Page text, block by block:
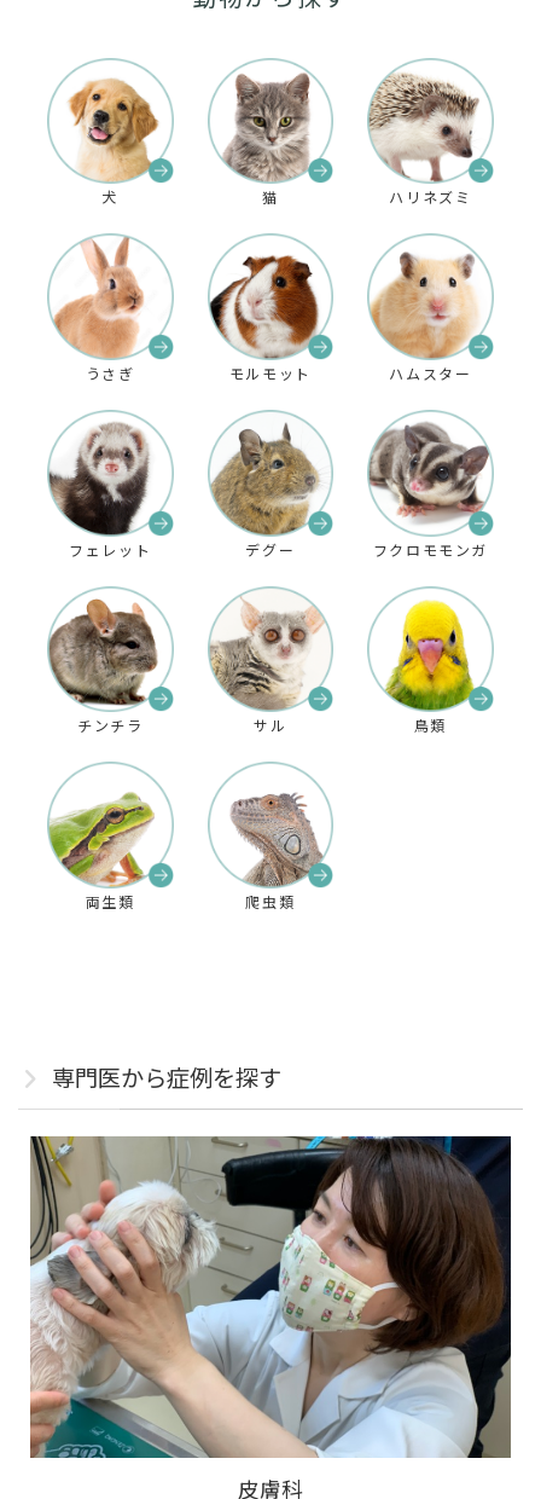
犬 猫 ハリネズミ
うさぎ モルモット ハムスター
フェレット デグー フクロモモンガ
チンチラ サル 鳥類
両生類 爬虫類
専門医から症例を探す
皮膚科